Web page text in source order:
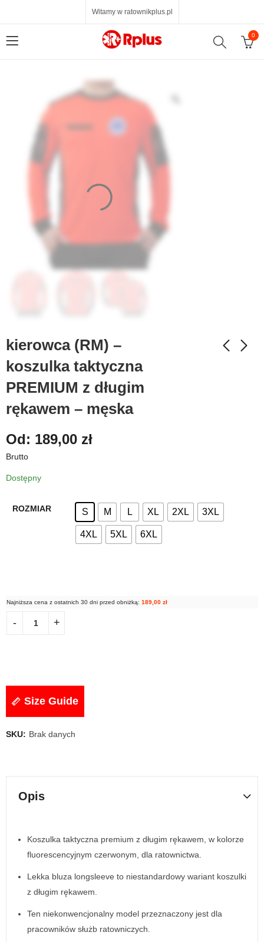
Witamy w ratownikplus.pl
0
kierowca (RM) –
koszulka taktyczna
PREMIUM z długim
rękawem – męska
Od: 189,00 zł
Brutto
Dostępny
ROZMIAR S M L XL 2XL 3XL
4XL 5XL 6XL
Najniższa cena z ostatnich 30 dni przed obniżką: 189,00 zł
Size Guide
SKU: Brak danych
Opis
Koszulka taktyczna premium z długim rękawem, w kolorze
fluorescencyjnym czerwonym, dla ratownictwa.
Lekka bluza longsleeve to niestandardowy wariant koszulki
z długim rękawem.
Ten niekonwencjonalny model przeznaczony jest dla
pracowników służb ratowniczych.